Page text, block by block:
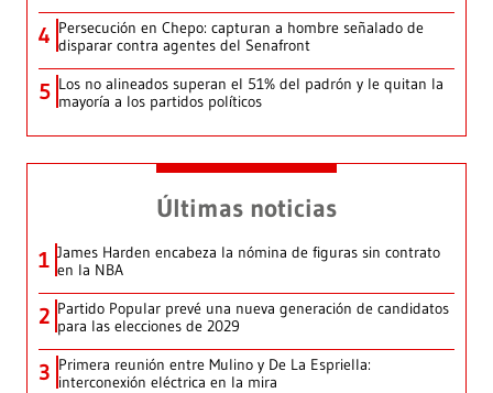
4 Persecución en Chepo: capturan a hombre señalado de
disparar contra agentes del Senafront
5 Los no alineados superan el 51% del padrón y le quitan la
mayoría a los partidos políticos
Últimas noticias
1 James Harden encabeza la nómina de figuras sin contrato
en la NBA
2 Partido Popular prevé una nueva generación de candidatos
para las elecciones de 2029
3 Primera reunión entre Mulino y De La Espriella:
interconexión eléctrica en la mira